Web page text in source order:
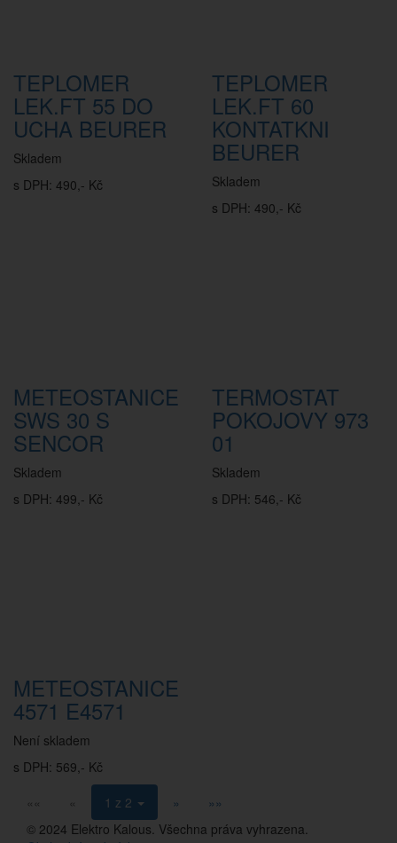
TEPLOMER
LEK.FT 55 DO
UCHA BEURER
Skladem
s DPH: 490,- Kč
TEPLOMER
LEK.FT 60
KONTATKNI
BEURER
Skladem
s DPH: 490,- Kč
METEOSTANICE
SWS 30 S
SENCOR
Skladem
s DPH: 499,- Kč
TERMOSTAT
POKOJOVY 973
01
Skladem
s DPH: 546,- Kč
METEOSTANICE
4571 E4571
Není skladem
s DPH: 569,- Kč
««
« 1 z 2 »
»»
© 2024 Elektro Kalous. Všechna práva vyhrazena.